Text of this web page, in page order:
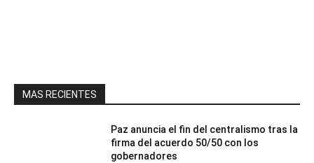
MAS RECIENTES
Paz anuncia el fin del centralismo tras la
firma del acuerdo 50/50 con los
gobernadores